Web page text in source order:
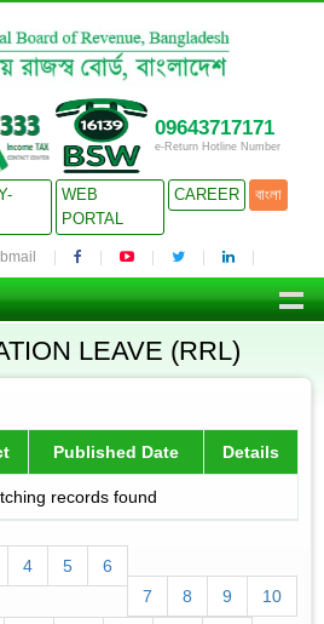
09643717171
e-Return Hotline Number
WEB
PORTAL
CAREER বাংলা
LEAVE (RRL)
Published Date Details
records found
4 5
6
7
8 9 10